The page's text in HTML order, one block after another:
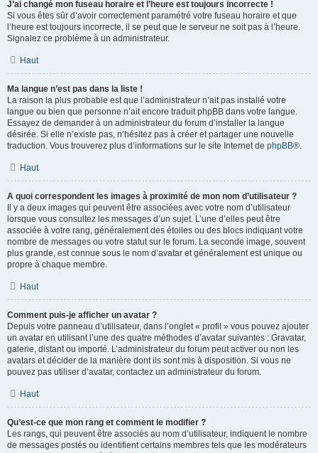
J’ai changé mon fuseau horaire et l’heure est toujours incorrecte !
Si vous êtes sûr d’avoir correctement paramétré votre fuseau horaire et que
l’heure est toujours incorrecte, il se peut que le serveur ne soit pas à l’heure.
Signalez ce problème à un administrateur.
Haut
Ma langue n’est pas dans la liste !
La raison la plus probable est que l’administrateur n’ait pas installé votre
langue ou bien que personne n’ait encore traduit phpBB dans votre langue.
Essayez de demander à un administrateur du forum d’installer la langue
désirée. Si elle n’existe pas, n’hésitez pas à créer et partager une nouvelle
traduction. Vous trouverez plus d’informations sur le site Internet de phpBB®.
Haut
A quoi correspondent les images à proximité de mon nom d’utilisateur ?
Il y a deux images qui peuvent être associées avec votre nom d’utilisateur
lorsque vous consultez les messages d’un sujet. L’une d’elles peut être
associée à votre rang, généralement des étoiles ou des blocs indiquant votre
nombre de messages ou votre statut sur le forum. La seconde image, souvent
plus grande, est connue sous le nom d’avatar et généralement est unique ou
propre à chaque membre.
Haut
Comment puis-je afficher un avatar ?
Depuis votre panneau d’utilisateur, dans l’onglet « profil » vous pouvez ajouter
un avatar en utilisant l’une des quatre méthodes d’avatar suivantes : Gravatar,
galerie, distant ou importé. L’administrateur du forum peut activer ou non les
avatars et décider de la manière dont ils sont mis à disposition. Si vous ne
pouvez pas utiliser d’avatar, contactez un administrateur du forum.
Haut
Qu’est-ce que mon rang et comment le modifier ?
Les rangs, qui peuvent être associés au nom d’utilisateur, indiquent le nombre
de messages postés ou identifient certains membres tels que les modérateurs